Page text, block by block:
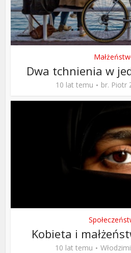
Dwa tchnienia w
10 lat temu br. Piotr
Kobieta i
10 lat temu